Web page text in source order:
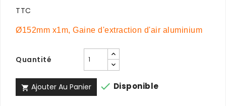
TTC
Ø152mm x1m, Gaine d'extraction d'air aluminium
Quantité
 Ajouter Au Panier  Disponible